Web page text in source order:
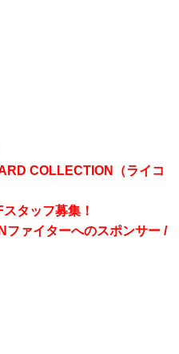
COLLECTION（ライコ
タッフ募集！
ァイターへのスポンサー /